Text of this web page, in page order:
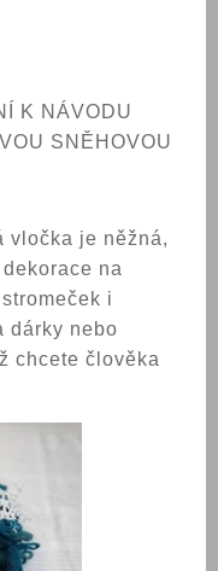
K NÁVODU
SNĚHOVOU
vločka je něžná,
na
i
dárky nebo
chcete člověka